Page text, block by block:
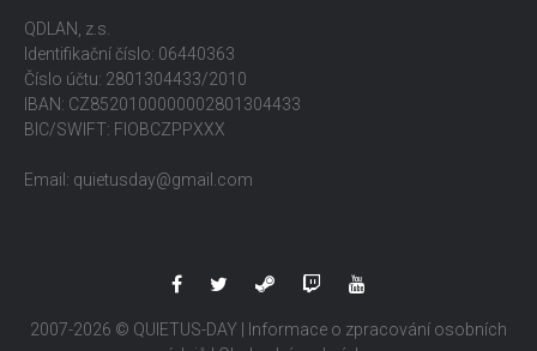
QDLAN, z.s.
Identifikační číslo: 06440363
Číslo účtu: 2801304433/2010
IBAN: CZ8520100000002801304433
BIC/SWIFT: FIOBCZPPXXX
Email: quietusday@gmail.com
2007-2026 © QUIETUS-DAY |
Informace o zpracování osobních